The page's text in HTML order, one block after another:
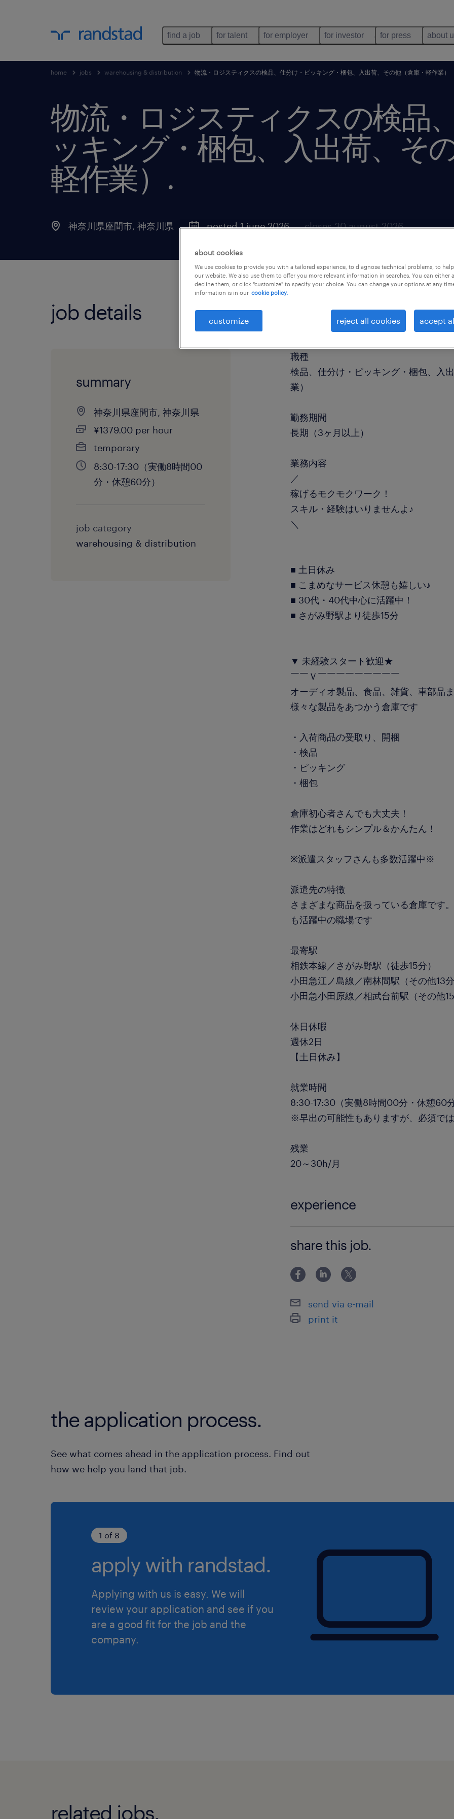
find a job for talent for employer for investor for press about
home jobs warehousing & distribution 物流・ロジスティクスの検品、仕分け・ピッキング・梱包、入出荷、その他（倉庫・軽作業）
物流・ロジスティクスの検品
ッキング・梱包、入出荷、そ
軽作業） .
神奈川県座間市, 神奈川県 posted 1 june 2026 closes 30 august 2026
job details
summary
神奈川県座間市, 神奈川県
¥1379.00 per hour
temporary
8:30-17:30（実働8時間00
分・休憩60分）
job category
warehousing & distribution
職種
検品、仕分け・ピッキング・梱包、入
業）
勤務期間
長期（3ヶ月以上）
業務内容
／
稼げるモクモクワーク！
スキル・経験はいりませんよ♪
＼
■ 土日休み
■ こまめなサービス休憩も嬉しい♪
■ 30代・40代中心に活躍中！
■ さがみ野駅より徒歩15分
▼ 未経験スタート歓迎★
￣￣Ｖ￣￣￣￣￣￣￣￣￣
オーディオ製品、食品、雑貨、車部品ま
様々な製品をあつかう倉庫です
・入荷商品の受取り、開梱
・検品
・ピッキング
・梱包
倉庫初心者さんでも大丈夫！
作業はどれもシンプル＆かんたん！
※派遣スタッフさんも多数活躍中※
派遣先の特徴
さまざまな商品を扱っている倉庫です
も活躍中の職場です
最寄駅
相鉄本線／さがみ野駅（徒歩15分）
小田急江ノ島線／南林間駅（その他13分
小田急小田原線／相武台前駅（その他15
休日休暇
週休2日
【土日休み】
就業時間
8:30-17:30（実働8時間00分・休憩60分
※早出の可能性もありますが、必須では
残業
20～30h/月
experience
share this job.
send via e-mail
print it
the application process.
See what comes ahead in the application process. Find out
how we help you land that job.
1 of 8
apply with randstad.
Applying with us is easy. We will
review your application and see if you
are a good fit for the job and the
company.
related jobs.
about cookies
We use cookies to provide you with a tailored experience, to diagnose technical problems, to
our website. We also use them to offer you more relevant information in searches. You can either
decline them, or click "customize" to specify your choice. You can change your options at any
information is in our cookie policy.
customize reject all cookies accept